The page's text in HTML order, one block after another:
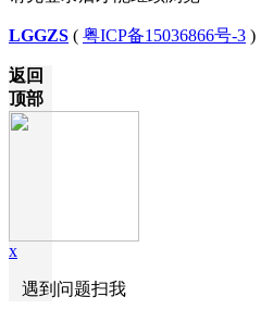
LGGZS ( 粤ICP备15036866号-3 )
返回
顶部
x
遇到问题扫我